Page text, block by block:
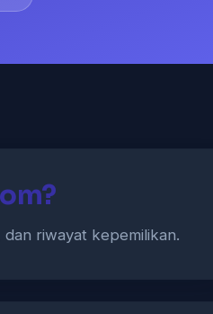
riwayat kepemilikan.